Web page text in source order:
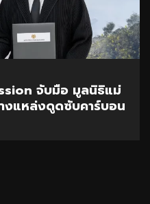
จับมือ มูลนิธิแม่
แหล่งดูดซับคาร์บอน